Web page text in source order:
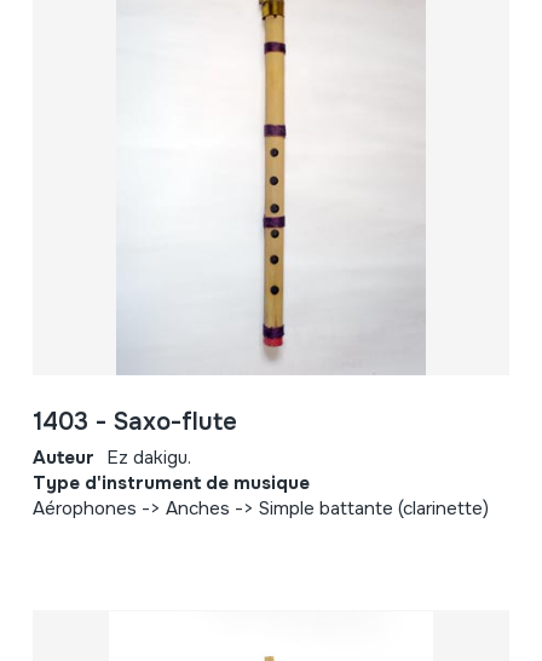
1403 - Saxo-flute
Auteur Ez dakigu.
Type d'instrument de musique
Aérophones -> Anches -> Simple battante (clarinette)